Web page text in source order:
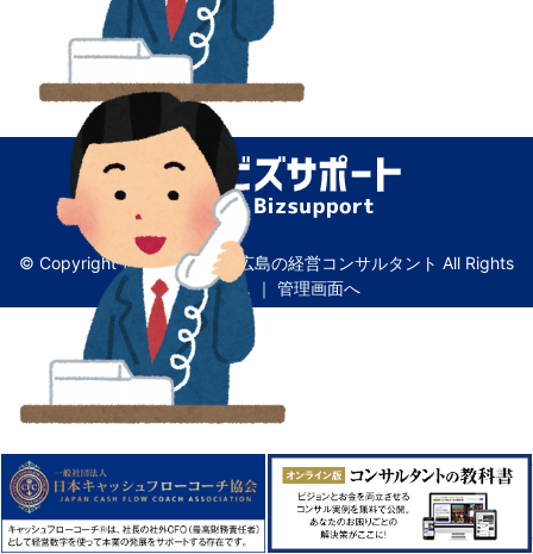
© Copyright ビズサポート｜広島の経営コンサルタント All Rights
Reserved. ｜ 管理画面へ